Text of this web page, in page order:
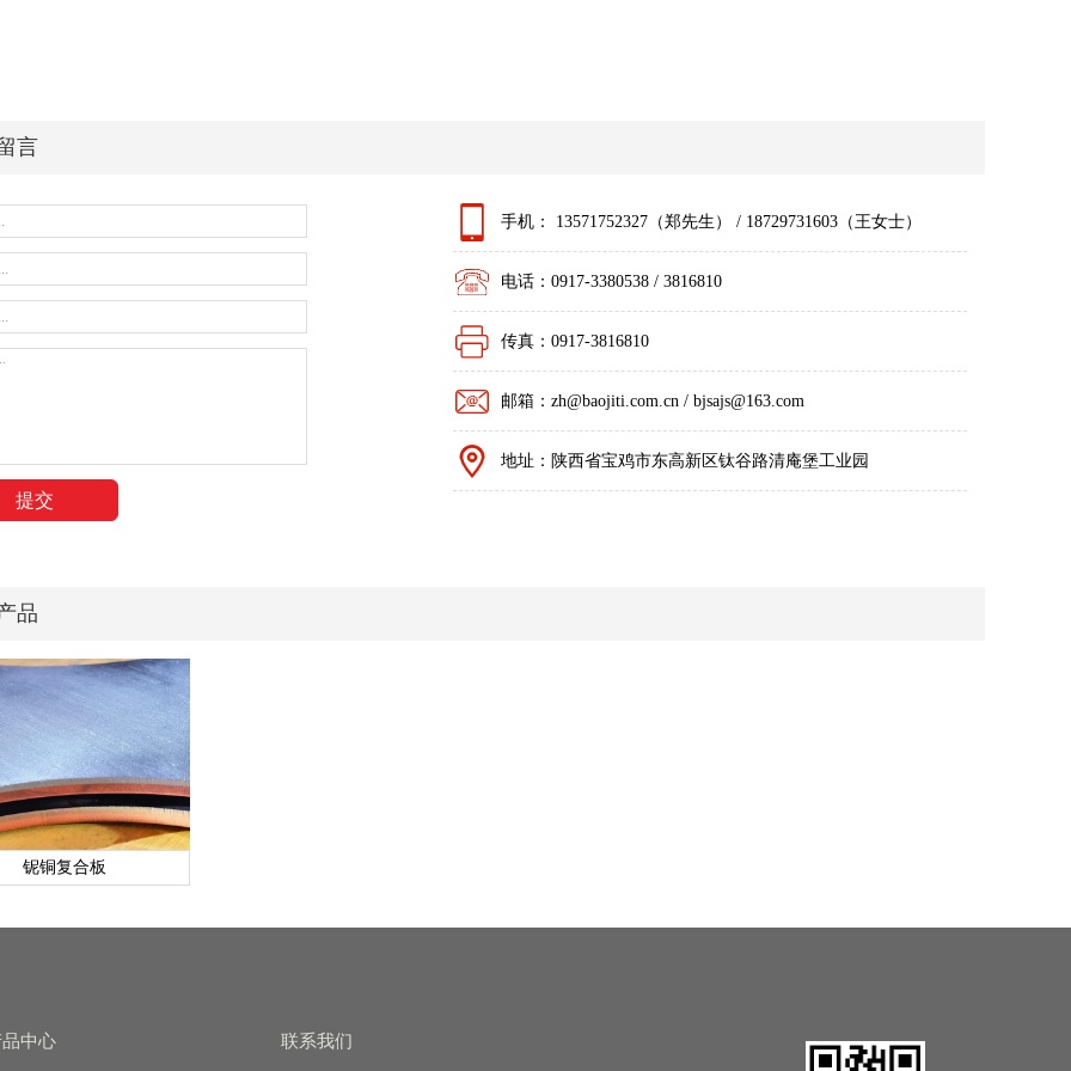
言
手机： 13571752327（郑先生） / 18729731603（王女士）
电话：0917-3380538 / 3816810
传真：0917-3816810
邮箱：zh@baojiti.com.cn / bjsajs@163.com
地址：陕西省宝鸡市东高新区钛谷路清庵堡工业园
品
铌铜复合板
中心 联系我们